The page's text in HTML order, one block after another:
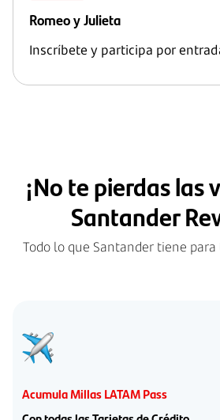
Romeo y Julieta
Inscríbete y participa por
¡No te pierdas las
Santander
Todo lo que Santander tiene
Acumula Millas LATAM Pass